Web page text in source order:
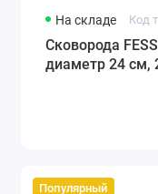
На складе Код
Сковорода
диаметр 24 см,
Популярный